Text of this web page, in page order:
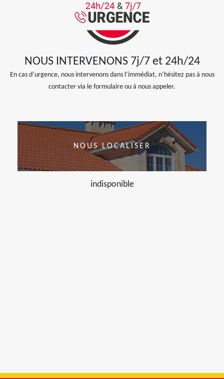
NOUS INTERVENONS 7j/7 et 24h/24
En cas d’urgence, nous intervenons dans l’immédiat, n’hésitez pas à nous
contacter via le formulaire ou à nous appeler.
NOUS LOCALISER
indisponible